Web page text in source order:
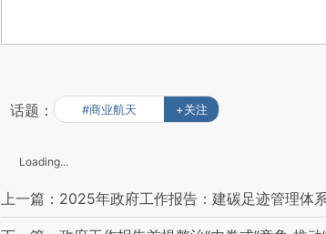
话题： #商业航天 +关注
Loading...
上一篇：2025年政府工作报告：建碳足迹管理体